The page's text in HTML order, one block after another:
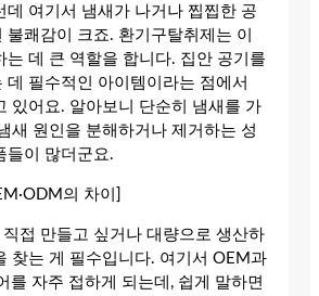
데 여기서 냄새가 나거나 찝찝한 공
불쾌감이 크죠. 환기구탈취제는 이
는 데 큰 역할을 합니다. 집안 공기를
데 필수적인 아이템이라는 점에서
있어요. 알아보니 단순히 냄새를 가
새 원인을 분해하거나 제거하는 성
들이 많더군요.
의 차이]
접 만들고 싶거나 대량으로 생산하
찾는 게 필수입니다. 여기서 OEM과
를 자주 접하게 되는데, 쉽게 말하면